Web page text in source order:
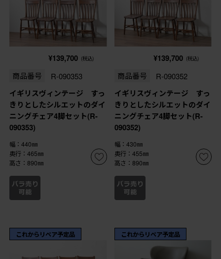
¥139,700 (税込)
商品番号 R-090353
イギリスヴィンテージ すっ
きりとしたシルエットのダイ
ニングチェア4脚セット(R-
090353)
幅：440㎜
奥行：465㎜
高さ：890㎜
¥139,700 (税込)
商品番号 R-090352
イギリスヴィンテージ すっ
きりとしたシルエットのダイ
ニングチェア4脚セット(R-
090352)
幅：430㎜
奥行：455㎜
高さ：890㎜
これからリペア予定品 これからリペア予定品